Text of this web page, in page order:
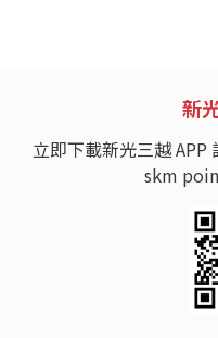
新
立即下載新光三越 APP
skm